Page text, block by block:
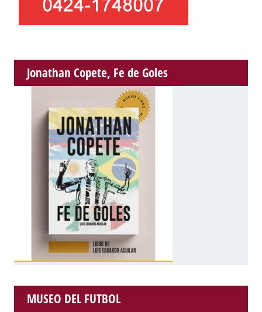
Jonathan Copete, Fe de Goles
MUSEO DEL FUTBOL